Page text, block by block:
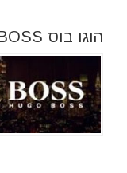
הוגו בוס HUGO BOSS